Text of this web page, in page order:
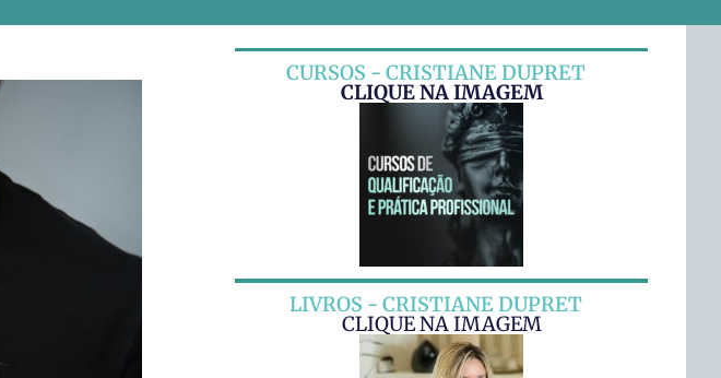
CURSOS - CRISTIANE DUPRET
CLIQUE NA IMAGEM
LIVROS - CRISTIANE DUPRET
CLIQUE NA IMAGEM